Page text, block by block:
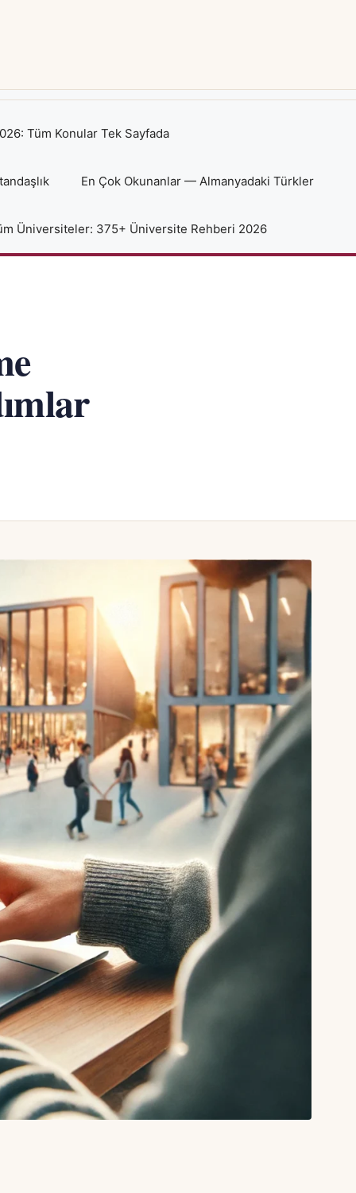
Tüm Konular Tek Sayfada
En Çok Okunanlar — Almanyadaki Türkler
Üniversiteler: 375+ Üniversite Rehberi 2026